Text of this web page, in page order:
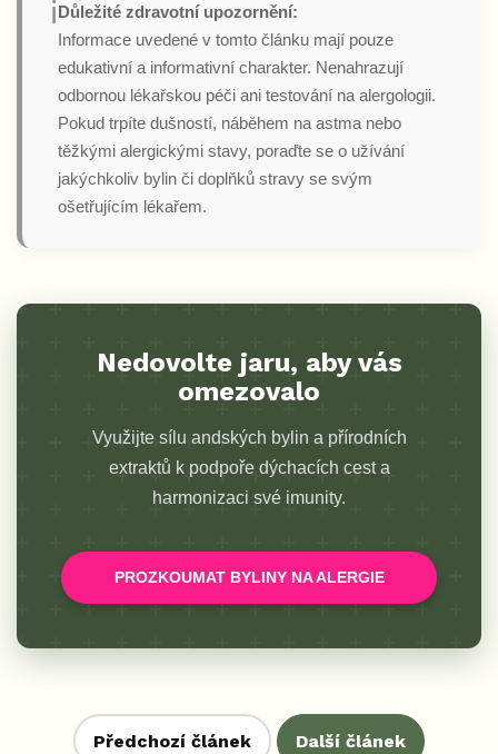
ℹ️Důležité zdravotní upozornění:
Informace uvedené v tomto článku mají pouze
edukativní a informativní charakter. Nenahrazují
odbornou lékařskou péči ani testování na alergologii.
Pokud trpíte dušností, náběhem na astma nebo
těžkými alergickými stavy, poraďte se o užívání
jakýchkoliv bylin či doplňků stravy se svým
ošetřujícím lékařem.
Nedovolte jaru, aby vás
omezovalo
Využijte sílu andských bylin a přírodních
extraktů k podpoře dýchacích cest a
harmonizaci své imunity.
PROZKOUMAT BYLINY NA ALERGIE
Předchozí článek Další článek